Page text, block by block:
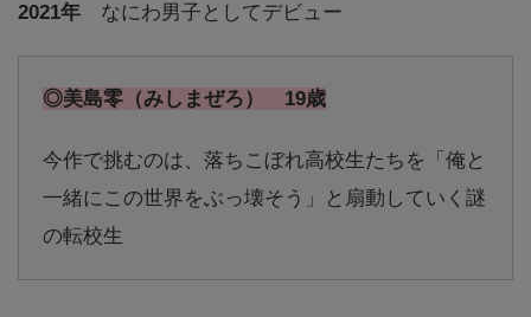
2021年 なにわ男子としてデビュー
◎美島零（みしまぜろ） 19歳
今作で挑むのは、落ちこぼれ高校生たちを「俺と
一緒にこの世界をぶっ壊そう」と扇動していく謎
の転校生